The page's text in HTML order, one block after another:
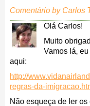
Comentário by Carlos
Olá Carlos!
Muito
Vamos lá,
aqui:
http://
regras-da-
Não esqueça de ler os